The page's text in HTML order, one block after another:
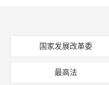
国家发展改革委
最高法